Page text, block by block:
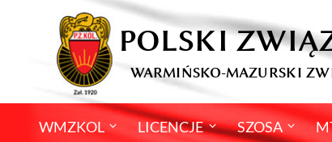
POLSKI
WARMIŃSKO-MAZURSKI
WMZKOL LICENCJE SZOSA